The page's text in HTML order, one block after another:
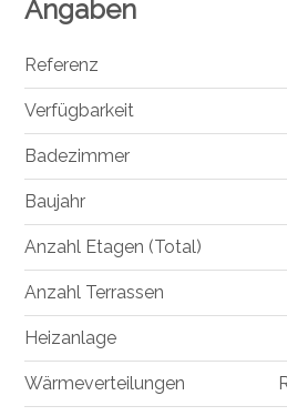
Angaben
Referenz
Verfügbarkeit
Badezimmer
Baujahr
Anzahl Etagen (Total)
Anzahl Terrassen
Heizanlage
Wärmeverteilungen